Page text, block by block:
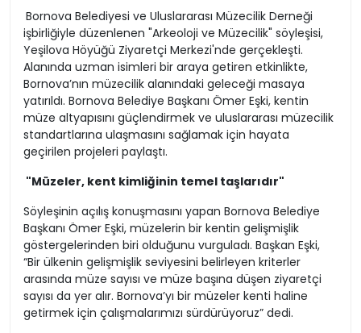
Bornova Belediyesi ve Uluslararası Müzecilik Derneği
işbirliğiyle düzenlenen "Arkeoloji ve Müzecilik" söyleşisi,
Yeşilova Höyüğü Ziyaretçi Merkezi'nde gerçekleşti.
Alanında uzman isimleri bir araya getiren etkinlikte,
Bornova’nın müzecilik alanındaki geleceği masaya
yatırıldı. Bornova Belediye Başkanı Ömer Eşki, kentin
müze altyapısını güçlendirmek ve uluslararası müzecilik
standartlarına ulaşmasını sağlamak için hayata
geçirilen projeleri paylaştı.
"Müzeler, kent kimliğinin temel taşlarıdır"
Söyleşinin açılış konuşmasını yapan Bornova Belediye
Başkanı Ömer Eşki, müzelerin bir kentin gelişmişlik
göstergelerinden biri olduğunu vurguladı. Başkan Eşki,
“Bir ülkenin gelişmişlik seviyesini belirleyen kriterler
arasında müze sayısı ve müze başına düşen ziyaretçi
sayısı da yer alır. Bornova’yı bir müzeler kenti haline
getirmek için çalışmalarımızı sürdürüyoruz” dedi.